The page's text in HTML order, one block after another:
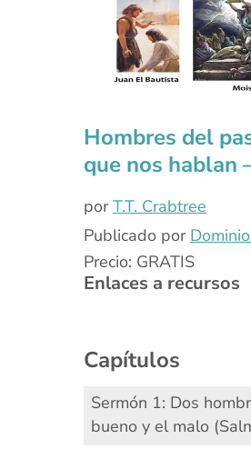
Hombres del
que nos hablan
porT.T. Crabtree
Publicado por
Precio: GRATIS
Enlaces a recursos
Capítulos
Sermón 1: Dos
bueno y el malo